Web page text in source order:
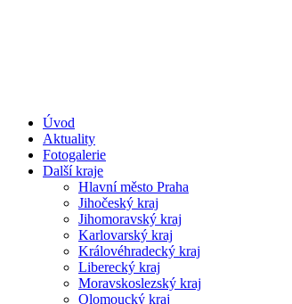
Úvod
Aktuality
Fotogalerie
Další kraje
Hlavní město Praha
Jihočeský kraj
Jihomoravský kraj
Karlovarský kraj
Královéhradecký kraj
Liberecký kraj
Moravskoslezský kraj
Olomoucký kraj